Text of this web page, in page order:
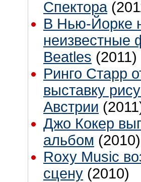
Спектора
В Нью-Йорке
неизвестные
Beatles (2011)
Ринго Старр
выставку
Австрии
Джо Кокер
альбом (2010)
Roxy Music
сцену (2010)